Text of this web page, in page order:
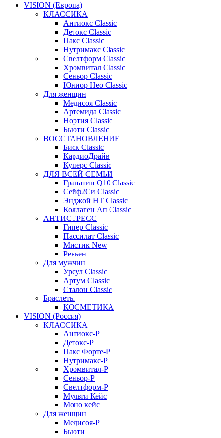
VISION (Европа)
КЛАССИКА
Антиокс Classic
Детокс Classic
Пакс Classic
Нутримакс Classic
Свелтформ Classic
Хромвитал Classic
Сеньор Classic
Юниор Нео Classic
Для женщин
Медисоя Classic
Артемида Classic
Нортия Classic
Бьюти Classic
ВОССТАНОВЛЕНИЕ
Биск Classic
КардиоДрайв
Куперс Classic
ДЛЯ ВСЕЙ СЕМЬИ
Гранатин Q10 Classic
Сейф2Си Classic
Энджой НТ Classic
Коллаген Ап Classic
АНТИСТРЕСС
Гипер Classic
Пассилат Classic
Мистик New
Ревьен
Для мужчин
Урсул Classic
Артум Classic
Сталон Classic
Браслеты
КОСМЕТИКА
VISION (Россия)
КЛАССИКА
Антиокс-Р
Детокс-Р
Пакс Форте-Р
Нутримакс-Р
Хромвитал-Р
Сеньор-Р
Свелтформ-Р
Мульти Кейс
Моно кейс
Для женщин
Медисоя-Р
Бьюти